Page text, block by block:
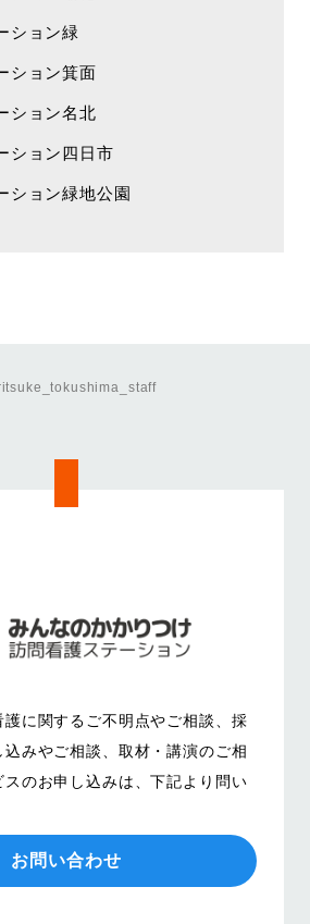
ション緑
ション箕面
ション名北
ション四日市
ション緑地公園
に関するご不明点やご相談、 採
込みやご相談、取材・講演のご相
のお申し込みは、下記より問い
お問い合わせ